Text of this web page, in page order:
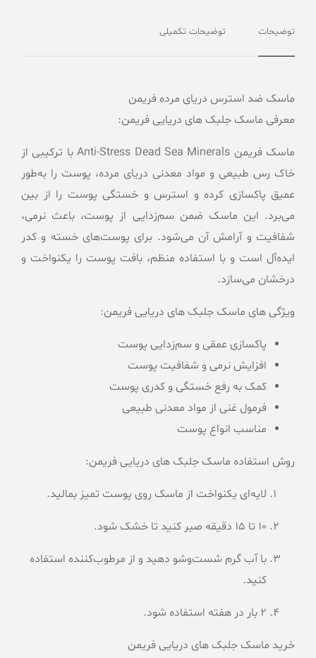
توضیحات توضیحات تکمیلی
ماسک ضد استرس دریای مرده فریمن
معرفی ماسک جلبک های دریایی فریمن:
ماسک فریمن Anti-Stress Dead Sea Minerals
با ترکیبی از
خاک رس طبیعی و مواد معدنی دریای مرده، پوست را به‌طور
عمیق پاکسازی کرده و استرس و خستگی پوست را از بین
می‌برد. این ماسک ضمن سم‌زدایی از پوست، باعث نرمی،
شفافیت و آرامش آن می‌شود. برای پوست‌های خسته و کدر
ایده‌آل است و با استفاده منظم، بافت پوست را یکنواخت و
درخشان می‌سازد.
ویژگی های ماسک جلبک های دریایی فریمن:
پاکسازی عمقی و سم‌زدایی پوست
افزایش نرمی و شفافیت پوست
کمک به رفع خستگی و کدری پوست
فرمول غنی از مواد معدنی طبیعی
مناسب انواع پوست
روش استفاده ماسک جلبک های دریایی فریمن:
لایه‌ای یکنواخت از ماسک روی پوست تمیز بمالید.
10 تا ۱۵ دقیقه صبر کنید تا خشک شود.
با آب گرم شست‌وشو دهید و از مرطوب‌کننده استفاده
کنید.
2 بار در هفته استفاده شود.
خرید ماسک جلبک های دریایی فریمن